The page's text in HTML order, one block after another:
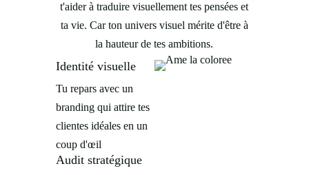
t'aider à traduire visuellement tes pensées et
ta vie. Car ton univers visuel mérite d'être à
la hauteur de tes ambitions.
Identité visuelle
Tu repars avec un
branding qui attire tes
clientes idéales en un
coup d'œil
Audit stratégique